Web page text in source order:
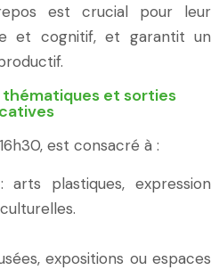
est crucial pour leur
et cognitif, et garantit un
et sorties
est consacré à :
arts plastiques, expression
expositions ou espaces